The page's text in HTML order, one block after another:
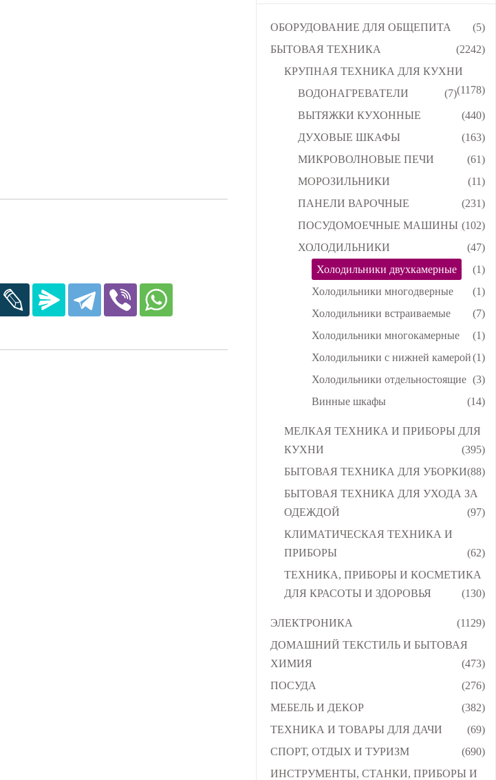
ОБОРУДОВАНИЕ ДЛЯ ОБЩЕПИТА
(5)
БЫТОВАЯ ТЕХНИКА
(2242)
КРУПНАЯ ТЕХНИКА ДЛЯ КУХНИ
(1178)
ВОДОНАГРЕВАТЕЛИ
(7)
ВЫТЯЖКИ КУХОННЫЕ
(440)
ДУХОВЫЕ ШКАФЫ
(163)
МИКРОВОЛНОВЫЕ ПЕЧИ
(61)
МОРОЗИЛЬНИКИ
(11)
ПАНЕЛИ ВАРОЧНЫЕ
(231)
ПОСУДОМОЕЧНЫЕ МАШИНЫ (102)
ХОЛОДИЛЬНИКИ
(47)
Холодильники двухкамерные
(1)
Холодильники многодверные
(1)
Холодильники встраиваемые
(7)
Холодильники многокамерные
(1)
Холодильники с нижней камерой(1)
Холодильники отдельностоящие (3)
Винные шкафы
(14)
МЕЛКАЯ ТЕХНИКА И ПРИБОРЫ ДЛЯ
КУХНИ
(395)
БЫТОВАЯ ТЕХНИКА ДЛЯ УБОРКИ(88)
БЫТОВАЯ ТЕХНИКА ДЛЯ УХОДА ЗА
ОДЕЖДОЙ
(97)
КЛИМАТИЧЕСКАЯ ТЕХНИКА И
ПРИБОРЫ
(62)
ТЕХНИКА, ПРИБОРЫ И КОСМЕТИКА
ДЛЯ КРАСОТЫ И ЗДОРОВЬЯ
(130)
ЭЛЕКТРОНИКА
(1129)
ДОМАШНИЙ ТЕКСТИЛЬ И БЫТОВАЯ
ХИМИЯ
(473)
ПОСУДА
(276)
МЕБЕЛЬ И ДЕКОР
(382)
ТЕХНИКА И ТОВАРЫ ДЛЯ ДАЧИ
(69)
СПОРТ, ОТДЫХ И ТУРИЗМ
(690)
ИНСТРУМЕНТЫ, СТАНКИ, ПРИБОРЫ И